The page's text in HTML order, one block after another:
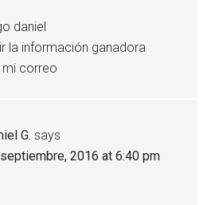
daniel
la información ganadora
correo
G. says
2016 at 6:40 pm